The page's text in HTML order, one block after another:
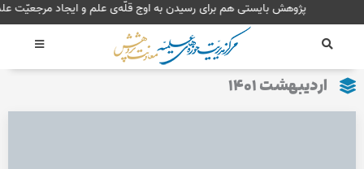
به
پژوهش بایستی هم برای رسیدن به اوج قلّه‌ی علم و
اردیبهشت ۱۴۰۱